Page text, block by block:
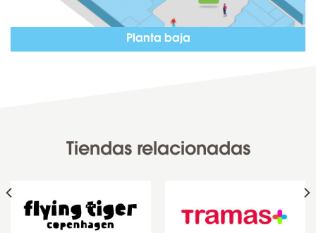
Planta baja
Tiendas relacionadas